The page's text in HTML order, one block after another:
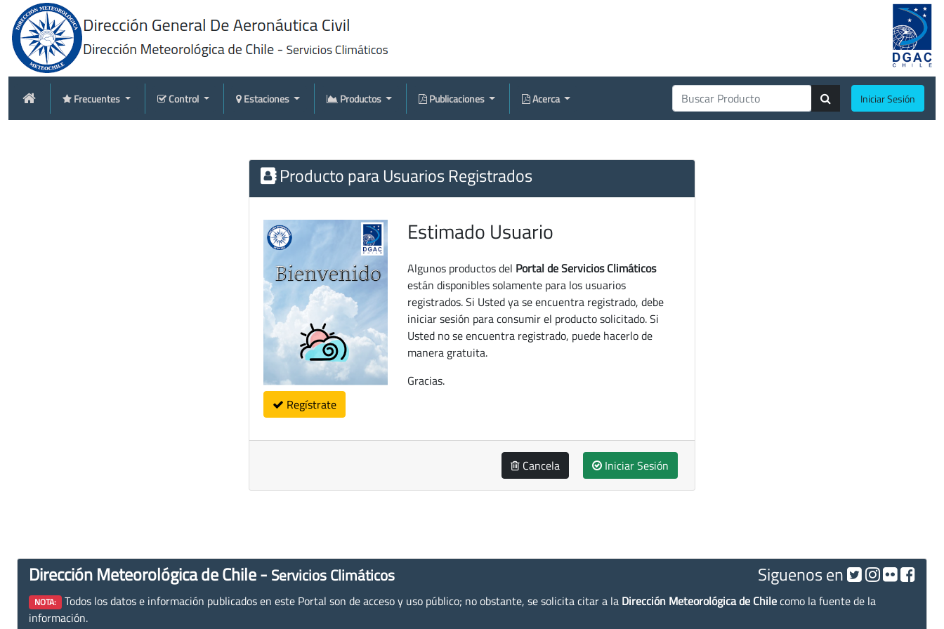
Frecuentes Control Estaciones Productos Publicaciones Acerca Iniciar Sesión
Producto para Usuarios Registrados
Regístrate
Estimado Usuario
Algunos productos del Portal de Servicios Climáticos
están disponibles solamente para los usuarios
registrados. Si Usted ya se encuentra registrado, debe
iniciar sesión para consumir el producto solicitado. Si
Usted no se encuentra registrado, puede hacerlo de
manera gratuita.
Gracias.
Cancela Iniciar Sesión
Dirección Meteorológica de Chile - Servicios Climáticos Siguenos en
NOTA: Todos los datos e información publicados en este Portal son de acceso y uso público; no obstante, se solicita citar a la Dirección Meteorológica de Chilecomo la fuente de la
información.